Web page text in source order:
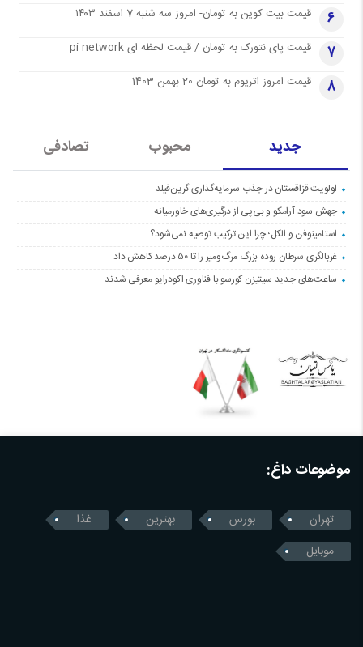
6 قیمت بیت کوین به تومان- امروز سه شنبه 7 اسفند ۱۴۰۳
7 قیمت پای نتورک به تومان / قیمت لحظه ای pi network
8 قیمت امروز اتریوم به تومان 20 بهمن 1403
جدید محبوب تصادفی
اولویت قزاقستان در جذب سرمایه‌گذاری گرین‌فیلد
جهش سود آرامکو و بی‌پی از درگیری‌های خاورمیانه
استامینوفن و الکل؛ چرا این ترکیب توصیه نمی‌شود؟
غربالگری سرطان روده بزرگ مرگ‌ومیر را تا ۵۰ درصد کاهش داد
ساعت‌های جدید سیتیزن کورسو با فناوری اکودرایو معرفی شدند
موضوعات داغ:
تهران بورس بهترین
غذا
موبایل